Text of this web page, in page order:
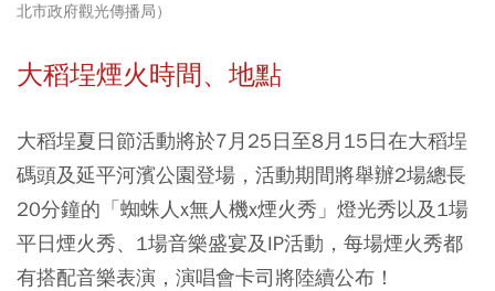
北市政府觀光傳播局）
大稻埕煙火時間、 地點
大稻埕夏日節活動將於7月25日至8月15日在大稻埕
碼頭及延平河濱公園登場，活動期間將舉辦2場總長
20分鐘的 「蜘蛛人x無人機x煙火秀」燈光秀以及1場
平日煙火秀、1場音樂盛宴及IP活動，每場煙火秀都
有搭配音樂表演，演唱會卡司將陸續公布！